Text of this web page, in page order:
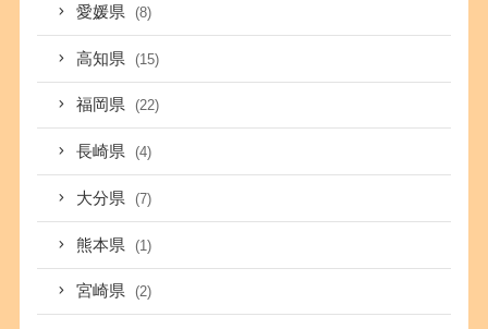
愛媛県 (8)
高知県 (15)
福岡県 (22)
長崎県 (4)
大分県 (7)
熊本県 (1)
宮崎県 (2)